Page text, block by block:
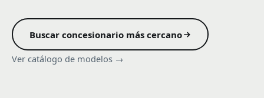
Buscar concesionario más cercano
Ver catálogo de modelos →